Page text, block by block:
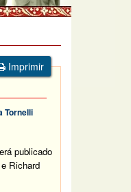
Imprimir
Tornelli
publicado
Richard